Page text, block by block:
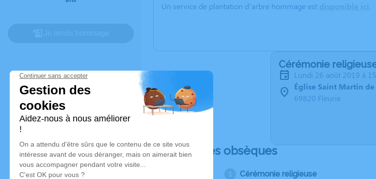
Un service de plantation d’arbre hommage est .
Cérémonie
lundi 26 août 2019 à
Église Saint Martin
69820 Fleurie
Déroulé des obsèques
Cérémonie religieuse